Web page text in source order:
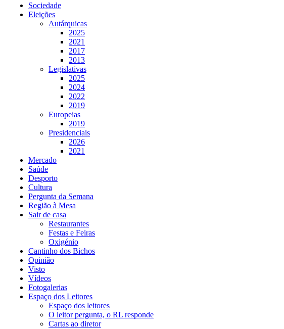
Sociedade
Eleições
Autárquicas
2025
2021
2017
2013
Legislativas
2025
2024
2022
2019
Europeias
2019
Presidenciais
2026
2021
Mercado
Saúde
Desporto
Cultura
Pergunta da Semana
Região à Mesa
Sair de casa
Restaurantes
Festas e Feiras
Oxigénio
Cantinho dos Bichos
Opinião
Visto
Vídeos
Fotogalerias
Espaço dos Leitores
Espaço dos leitores
O leitor pergunta, o RL responde
Cartas ao diretor